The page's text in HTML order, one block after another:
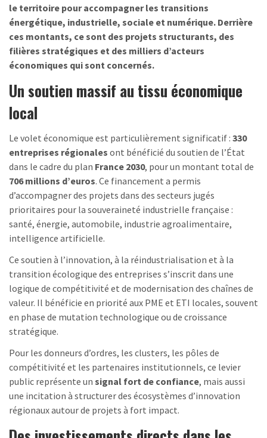
le territoire pour accompagner les transitions
énergétique, industrielle, sociale et numérique. Derrière
ces montants, ce sont des projets structurants, des
filières stratégiques et des milliers d’acteurs
économiques qui sont concernés.
Un soutien massif au tissu économique
local
Le volet économique est particulièrement significatif : 330
entreprises régionales ont bénéficié du soutien de l’État
dans le cadre du plan France 2030, pour un montant total de
706 millions d’euros. Ce financement a permis
d’accompagner des projets dans des secteurs jugés
prioritaires pour la souveraineté industrielle française :
santé, énergie, automobile, industrie agroalimentaire,
intelligence artificielle.
Ce soutien à l’innovation, à la réindustrialisation et à la
transition écologique des entreprises s’inscrit dans une
logique de compétitivité et de modernisation des chaînes de
valeur. Il bénéficie en priorité aux PME et ETI locales, souvent
en phase de mutation technologique ou de croissance
stratégique.
Pour les donneurs d’ordres, les clusters, les pôles de
compétitivité et les partenaires institutionnels, ce levier
public représente un signal fort de confiance, mais aussi
une incitation à structurer des écosystèmes d’innovation
régionaux autour de projets à fort impact.